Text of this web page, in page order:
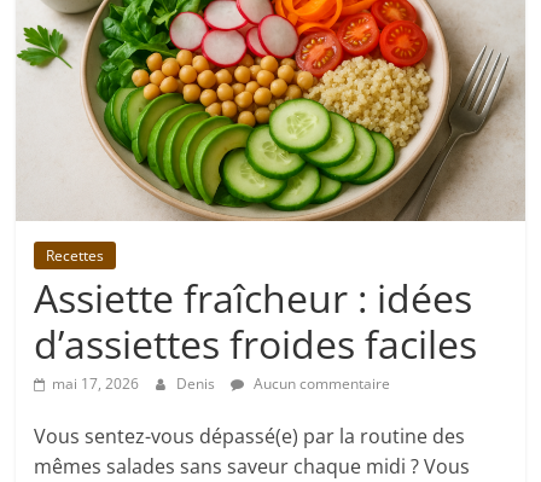
Recettes
Assiette fraîcheur : idées
d’assiettes froides faciles
mai 17, 2026 Denis Aucun commentaire
Vous sentez-vous dépassé(e) par la routine des
mêmes salades sans saveur chaque midi ? Vous